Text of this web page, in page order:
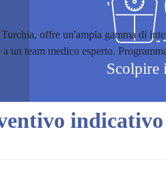
Scolpire
offre un'ampia gamma di
team medico esperto.